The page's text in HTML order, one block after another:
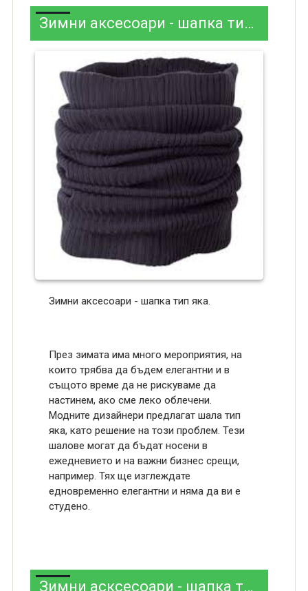
Зимни аксесоари - шапка тип яка
Зимни аксесоари - шапка тип яка.
През зимата има много мероприятия, на
които трябва да бъдем елегантни и в
същото време да не рискуваме да
настинем, ако сме леко облечени.
Модните дизайнери предлагат шала тип
яка, като решение на този проблем. Тези
шалове могат да бъдат носени в
ежедневието и на важни бизнес срещи,
например. Тях ще изглеждате
едновременно елегантни и няма да ви е
студено.
Зимни асксесоари - шапка тип шал